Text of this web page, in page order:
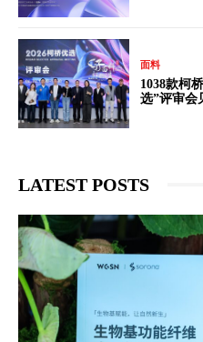
面料
1038款柯
选”评审会
LATEST POSTS